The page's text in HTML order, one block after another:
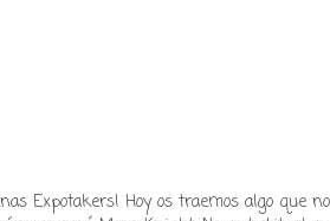
Expotakers! Hoy os traemos algo que